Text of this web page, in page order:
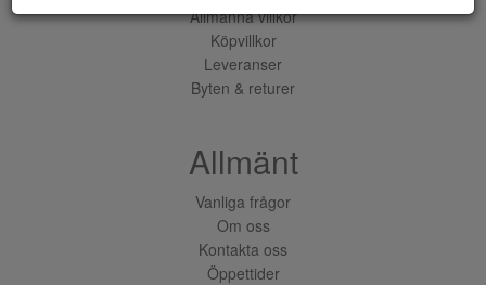
Allmänna villkor
Köpvillkor
Leveranser
Byten & returer
Allmänt
Vanliga frågor
Om oss
Kontakta oss
Öppettider